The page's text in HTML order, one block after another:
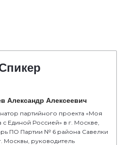
Александр Алексеевич
партийного проекта «Моя
с Единой Россией» в г. Москве,
ПО Партии № 6 района Савелки
Москвы, руководитель